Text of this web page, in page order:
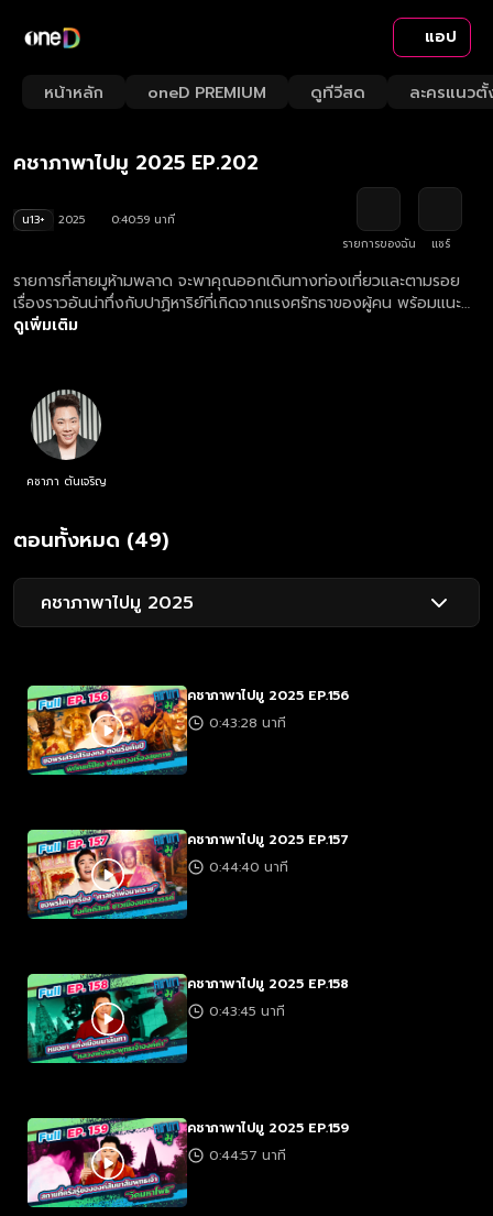
แอป
หน้าหลัก oneD PREMIUM ดูทีวีสด ละครแนวตั้
Loaded:
2.42%
Rate
คชาภาพาไปมู 2025 EP.202
น13+ 2025
0:40:59 นาที
รายการของฉัน
แชร์
รายการที่สายมูห้ามพลาด จะพาคุณออกเดินทางท่องเที่ยวและตามรอย
เรื่องราวอันน่าทึ่งกับปาฏิหาริย์ที่เกิดจากแรงศรัทธาของผู้คน พร้อมแนะนำ
ทริคการมูที่ถูกต้อง ให้ปังไปด้วยกัน พร้อมกับ มดดำ คชาภา ดูย้อนหลัง
ดูเพิ่มเติม
คชาภา ตันเจริญ
ตอนทั้งหมด (49)
คชาภาพาไปมู 2025
คชาภาพาไปมู 2025 EP.156
0:43:28 นาที
คชาภาพาไปมู 2025 EP.157
0:44:40 นาที
คชาภาพาไปมู 2025 EP.158
0:43:45 นาที
คชาภาพาไปมู 2025 EP.159
0:44:57 นาที